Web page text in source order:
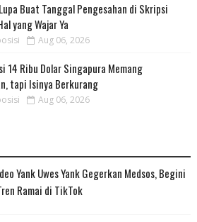
Buat Tanggal Pengesahan di Skripsi
yang Wajar Ya
Aug 06, 2026
14 Ribu Dolar Singapura Memang
tapi Isinya Berkurang
Aug 06, 2026
Yank Uwes Yank Gegerkan Medsos, Begini
Ramai di TikTok